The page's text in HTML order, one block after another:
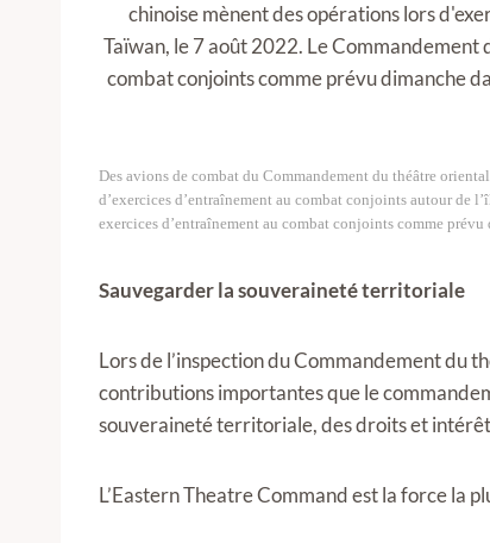
Des avions de combat du Commandement du théâtre
d’exercices d’entraînement au combat conjoints autour de
exercices d’entraînement au combat conjoints comme
Sauvegarder la souveraineté territoriale
Lors de l’inspection du Commandement du
contributions importantes que le
souveraineté territoriale, des droits et
L’Eastern Theatre Command est la force la